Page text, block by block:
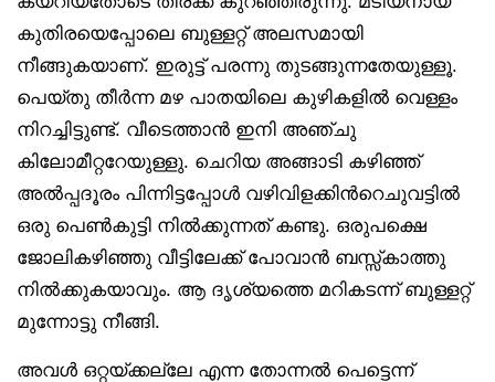
കുതിരയെപ്പോലെ ബുള്ളറ്റ് അലസമായി
നീങ്ങുകയാണ്. ഇരുട്ട് പരന്നു തുടങ്ങുന്നതേയുള്ളൂ.
പെയ്തു തീർന്ന മഴ പാതയിലെ കുഴികളിൽ വെള്ളം
നിറച്ചിട്ടുണ്ട്. വീടെത്താൻ ഇനി അഞ്ചു
കിലോമീറ്ററേയുള്ളു. ചെറിയ അങ്ങാടി കഴിഞ്ഞ്
അൽപ്പദൂരം പിന്നിട്ടപ്പോൾ വഴിവിളക്കിൻറെചുവട്ടിൽ
ഒരു പെൺകുട്ടി നിൽക്കുന്നത് കണ്ടു. ഒരുപക്ഷെ
ജോലികഴിഞ്ഞു വീട്ടിലേക്ക് പോവാൻ ബസ്സ്കാത്തു
നിൽക്കുകയാവും. ആ ദൃശ്യത്തെ മറികടന്ന് ബുള്ളറ്റ്
മുന്നോട്ടു നീങ്ങി.
അവൾ ഒറ്റയ്ക്കല്ലേ എന്ന തോന്നൽ പെട്ടെന്ന്